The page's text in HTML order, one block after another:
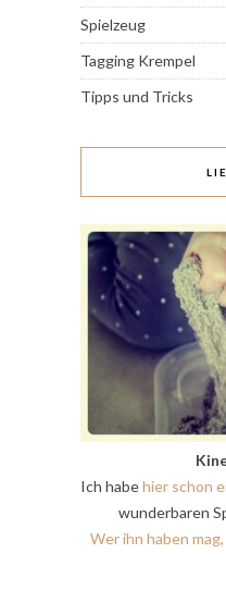
Spielzeug
Tagging Krempel
Tipps und Tricks
Ich habehier schon
wunderbaren
Wer ihn haben